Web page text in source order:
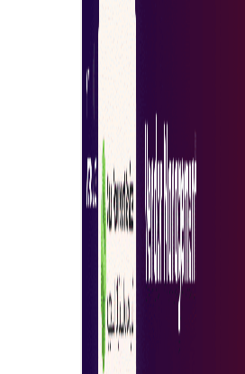
Gratis & onbeperkte
Ontvang gratis en onbeperkte
waarmee u alle werknemers van
toevoegen aan uw
Goedkeuringsworkflow in realtime
Elke gebruiker kan eenvoudig
heeft met een realtime
uitgaven van je bedrijf eenvoudig